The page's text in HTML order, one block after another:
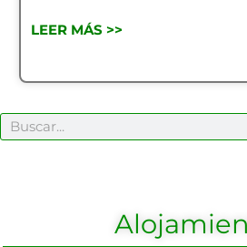
LEER MÁS >>
Buscar